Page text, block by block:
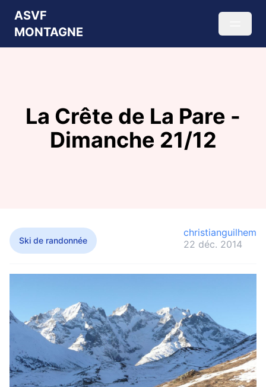
ASVF
MONTAGNE
La Crête de La Pare -
Dimanche 21/12
Ski de randonnée
christianguilhem
22 déc. 2014